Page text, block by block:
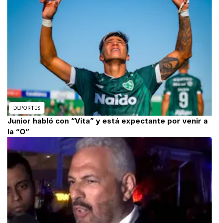
DEPORTES
Junior habló con “Vita” y está expectante por venir a
la “O”